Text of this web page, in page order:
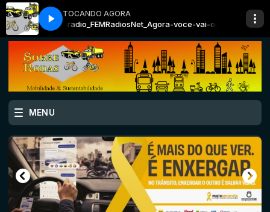
TOCANDO AGORA
nossa-webradio_FEMRadiosNet_Agora-voce-vai-ouvir-nossa-
MENU